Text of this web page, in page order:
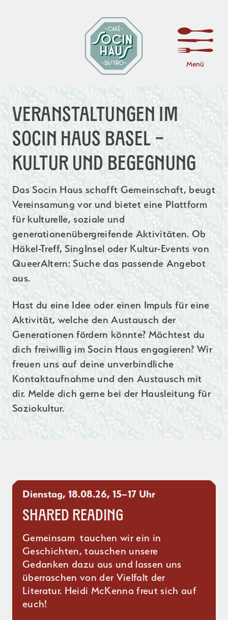
Menü
Veranstaltungen im
Socin Haus Basel –
Kultur und Begegnung
Das Socin Haus schafft Gemeinschaft, beugt
Vereinsamung vor und bietet eine Plattform
für kulturelle, soziale und
generationenübergreifende Aktivitäten. Ob
Häkel-Treff, SingInsel oder Kultur-Events von
QueerAltern: Suche das passende Angebot
aus.
Hast du eine Idee oder einen Impuls für eine
Aktivität, welche den Austausch der
Generationen fördern könnte? Möchtest du
dich freiwillig im Socin Haus engagieren? Wir
freuen uns auf deine unverbindliche
Kontaktaufnahme und den Austausch mit
dir. Melde dich gerne bei der Hausleitung für
Soziokultur.
Dienstag, 18.08.26, 15–17 Uhr
Shared Reading
Gemeinsam tauchen wir ein in
Geschichten, tauschen unsere
Gedanken dazu aus und lassen uns
überraschen von der Vielfalt der
Literatur. Heidi McKenna freut sich auf
euch!